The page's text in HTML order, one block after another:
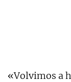
«Volvimos a